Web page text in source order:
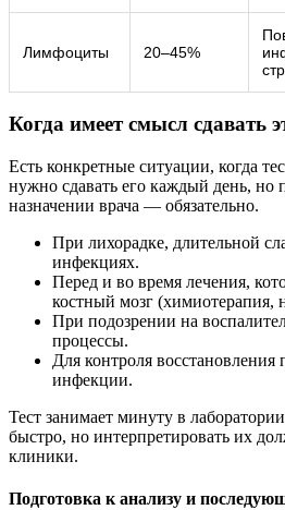
Лимфоциты 20–45%
Когда имеет смысл сдавать
Есть конкретные ситуации, когда
нужно сдавать его каждый день, но
назначении врача — обязательно.
При лихорадке, длительной
инфекциях.
Перед и во время лечения,
костный мозг (химиотерапия,
При подозрении на
процессы.
Для контроля восстановления
инфекции.
Тест занимает минуту в
быстро, но интерпретировать их
клиники.
Подготовка к анализу и